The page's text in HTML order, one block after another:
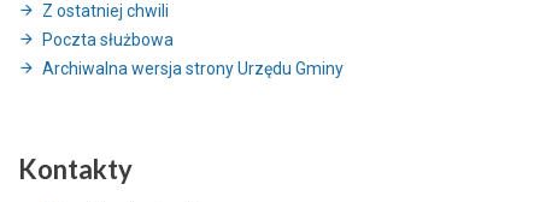
Z ostatniej chwili
Poczta służbowa
Archiwalna wersja strony Urzędu Gminy
Kontakty